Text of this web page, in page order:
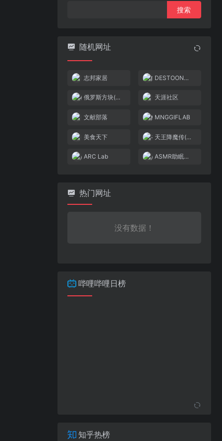
随机网址
志邦家居 DESTOON网站管理系统
俄罗斯方块(v1.1)(简)[九班](US)[PUZ](0.5Mb) 天涯社区
文献部落 MNGGIFLAB
美食天下 天王降魔传(解密版)(简)[外星科技+WXN](CN)[ACT](4Mb)
ARC Lab ASMR助眠小站
热门网址
没有数据！
哔哩哔哩日榜
知乎热榜